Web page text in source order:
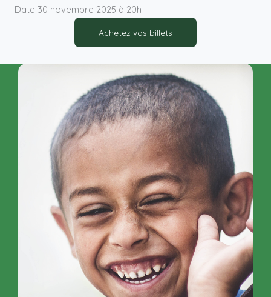
Date 30 novembre 2025 à 20h
Achetez vos billets